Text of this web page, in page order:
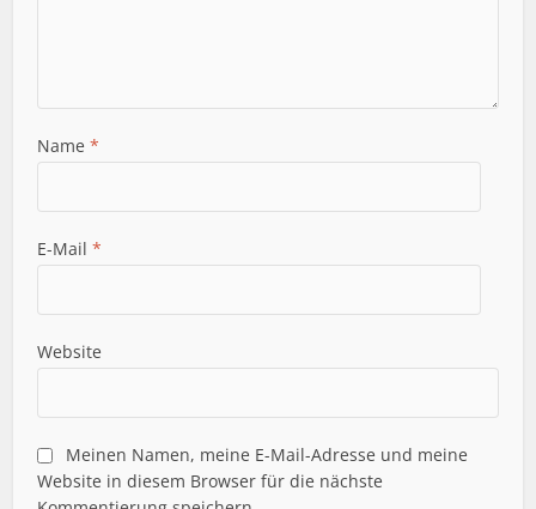
Name*
E-Mail*
Website
Meinen Namen, meine E-Mail-Adresse und meine
Website in diesem Browser für die nächste